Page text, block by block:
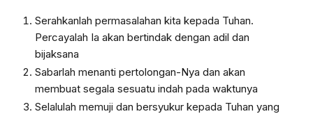
Serahkanlah permasalahan kita kepada Tuhan.
Percayalah Ia akan bertindak dengan adil dan
bijaksana
Sabarlah menanti pertolongan-Nya dan akan
membuat segala sesuatu indah pada waktunya
Selalulah memuji dan bersyukur kepada Tuhan yang